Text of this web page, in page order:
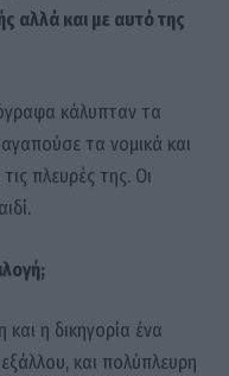
αλλά και με αυτό της
κάλυπταν τα
τα νομικά και
πλευρές της. Οι
και η δικηγορία ένα
και πολύπλευρη